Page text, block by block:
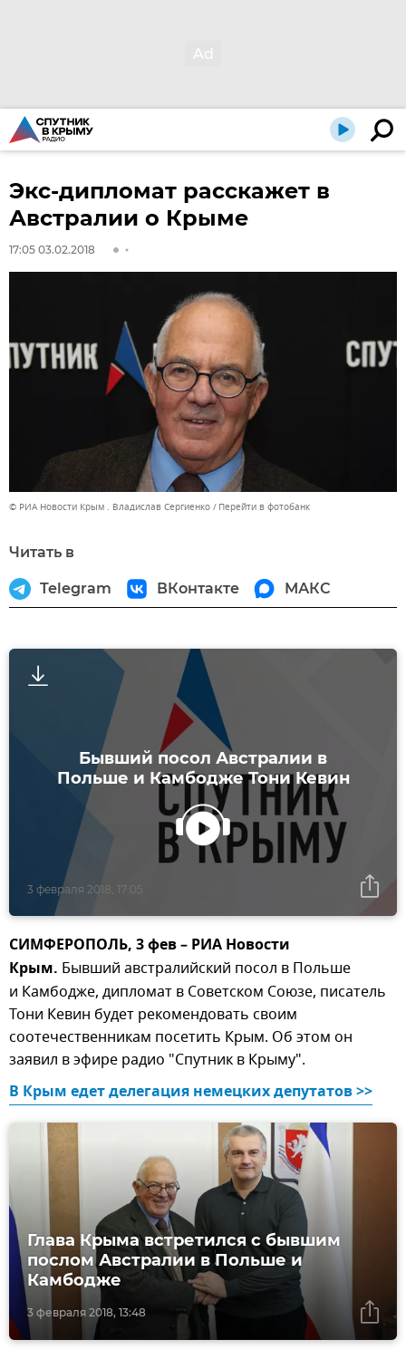
Экс-дипломат расскажет в
Австралии о Крыме
17:05 03.02.2018
© РИА Новости Крым . Владислав Сергиенко Перейти в фотобанк
Читать в
Telegram ВКонтакте МАКС
Бывший посол Австралии в
Польше и Камбодже Тони Кевин
3 февраля 2018, 17:05
СИМФЕРОПОЛЬ, 3 фев – РИА Новости
Крым. Бывший австралийский посол в Польше
и Камбодже, дипломат в Советском Союзе, писатель
Тони Кевин будет рекомендовать своим
соотечественникам посетить Крым. Об этом он
заявил в эфире радио "Спутник в Крыму".
В Крым едет делегация немецких депутатов >>
3 февраля 2018, 13:48
Глава Крыма встретился с бывшим
послом Австралии в Польше и
Камбодже